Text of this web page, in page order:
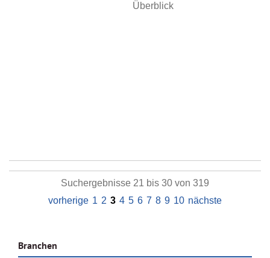
Überblick
Suchergebnisse 21 bis 30 von 319
vorherige 1 2 3 4 5 6 7 8 9 10 nächste
Branchen